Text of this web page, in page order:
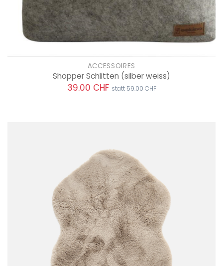
ACCESSOIRES
Shopper Schlitten (silber weiss)
39.00 CHF statt 59.00 CHF